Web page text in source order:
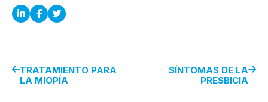
TRATAMIENTO PARA
LA MIOPÍA
SÍNTOMAS DE LA
PRESBICIA